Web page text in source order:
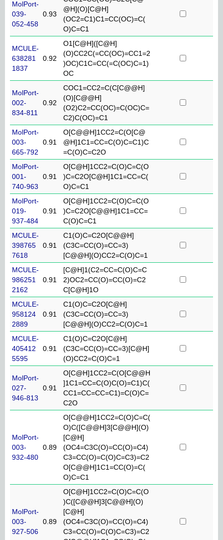
MolPort-
039-
052-458
0.93
@H](O)[C@H]
(OC2=C1)C1=CC(OC)=C(
O)C=C1
MCULE-
638281
1837
0.92
O1[C@H]([C@H]
(O)CC2C(=CC(OC)=CC1=2
)OC)C1C=CC(=C(OC)C=1)
OC
MolPort-
002-
834-811
0.92
COC1=CC2=C(C[C@@H]
(O)[C@@H]
(O2)C2=CC(OC)=C(OC)C=
C2)C(OC)=C1
MolPort-
003-
665-792
0.91
O[C@@H]1CC2=C(O[C@
@H]1C1=CC=C(O)C=C1)C
=C(O)C=C2O
MolPort-
001-
740-963
0.91
O[C@H]1CC2=C(O)C=C(O
)C=C2O[C@H]1C1=CC=C(
O)C=C1
MolPort-
019-
937-484
0.91
O[C@H]1CC2=C(O)C=C(O
)C=C2O[C@@H]1C1=CC=
C(O)C=C1
MCULE-
398765
7618
0.91
C1(O)C=C2O[C@@H]
(C3C=CC(O)=CC=3)
[C@@H](O)CC2=C(O)C=1
MCULE-
986251
2162
0.91
[C@H]1(C2=CC=C(O)C=C
2)OC2=CC(O)=CC(O)=C2
C[C@H]1O
MCULE-
958124
2889
0.91
C1(O)C=C2O[C@H]
(C3C=CC(O)=CC=3)
[C@@H](O)CC2=C(O)C=1
MCULE-
405412
5595
0.91
C1(O)C=C2O[C@H]
(C3C=CC(O)=CC=3)[C@H]
(O)CC2=C(O)C=1
MolPort-
027-
946-813
0.91
O[C@H]1CC2=C(O[C@@H
]1C1=CC=C(O)C(O)=C1)C(
CC1=CC=CC=C1)=C(O)C=
C2O
MolPort-
003-
932-480
0.89
O[C@@H]1CC2=C(O)C=C(
O)C([C@@H]3[C@@H](O)
[C@H]
(OC4=C3C(O)=CC(O)=C4)
C3=CC(O)=C(O)C=C3)=C2
O[C@@H]1C1=CC(O)=C(
O)C=C1
MolPort-
003-
927-506
0.89
O[C@H]1CC2=C(O)C=C(O
)C([C@@H]3[C@@H](O)
[C@H]
(OC4=C3C(O)=CC(O)=C4)
C3=CC(O)=C(O)C=C3)=C2